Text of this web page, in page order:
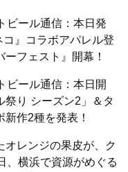
ビール通信：本日発
』コラボアパレル登
フェスト』開幕！
ビール通信：本日開
祭り シーズン2」＆タ
作2種を発表！
オレンジの果皮が、ク
、横浜で資源がめぐる